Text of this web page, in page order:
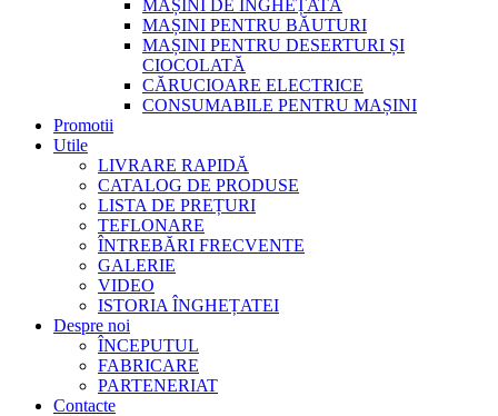
MAȘINI DE ÎNGHEȚATĂ
MAȘINI PENTRU BĂUTURI
MAȘINI PENTRU DESERTURI ȘI
CIOCOLATĂ
CĂRUCIOARE ELECTRICE
CONSUMABILE PENTRU MAȘINI
Promotii
Utile
LIVRARE RAPIDĂ
CATALOG DE PRODUSE
LISTA DE PREȚURI
TEFLONARE
ÎNTREBĂRI FRECVENTE
GALERIE
VIDEO
ISTORIA ÎNGHEȚATEI
Despre noi
ÎNCEPUTUL
FABRICARE
PARTENERIAT
Contacte